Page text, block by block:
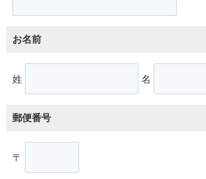
お名前
姓 名
郵便番号
〒